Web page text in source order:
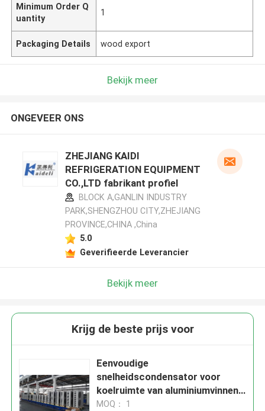
Minimum Order Q
uantity
1
Packaging Details wood export
Bekijk meer
ONGEVEER ONS
ZHEJIANG KAIDI
REFRIGERATION EQUIPMENT
CO.,LTD fabrikant profiel
BLOCK A,GANLIN INDUSTRY
PARK,SHENGZHOU CITY,ZHEJIANG
PROVINCE,CHINA ,China
5.0
Geverifieerde Leverancier
Bekijk meer
Krijg de beste prijs voor
Eenvoudige
snelheidscondensator voor
koelruimte van aluminiumvinnen
voor model 38AQS012
MOQ： 1